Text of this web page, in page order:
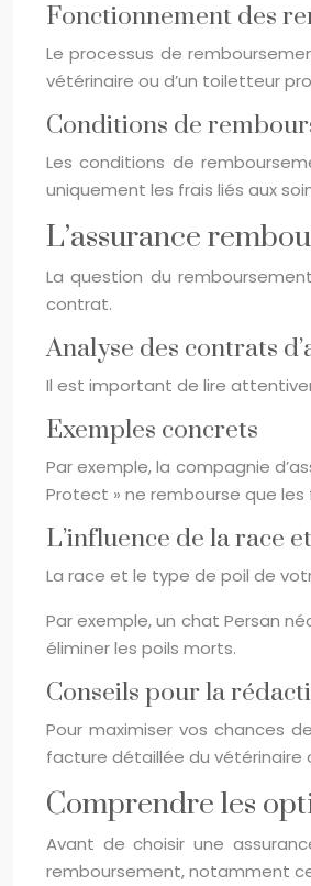
Fonctionnement des
Le processus de
vétérinaire ou d’un toiletteur
Conditions de
Les conditions de
uniquement les frais liés aux
L’assurance
La question du
contrat.
Analyse des contrats
Il est important de lire
Exemples concrets
Par exemple, la compagnie
Protect » ne rembourse que les
L’influence de la race
La race et le type de poil de
Par exemple, un chat Persan
éliminer les poils morts.
Conseils pour la
Pour maximiser vos chances
facture détaillée du vétérinaire
Comprendre les
Avant de choisir une
remboursement, notamment